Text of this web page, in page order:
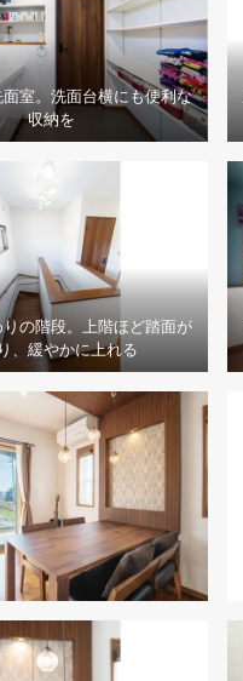
室。洗面台横にも便利な
収納を
りの階段。上階ほど踏面が
、緩やかに上れる